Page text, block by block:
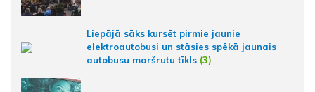
Liepājā sāks kursēt pirmie jaunie
elektroautobusi un stāsies spēkā jaunais
autobusu maršrutu tīkls (3)